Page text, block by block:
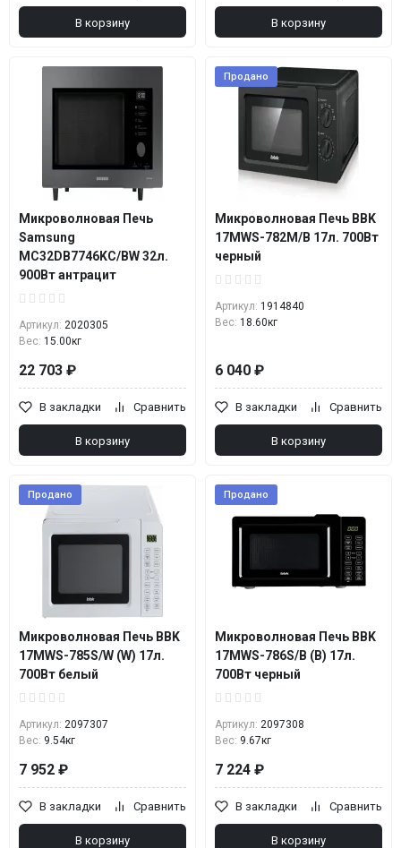
В корзину В корзину
Микроволновая Печь
Samsung
MC32DB7746KC/BW 32л.
900Вт антрацит
Артикул: 2020305
Вес: 15.00кг
22 703 ₽
В закладки Сравнить
В корзину
Продано
Микроволновая Печь BBK
17MWS-782M/B 17л. 700Вт
черный
Артикул: 1914840
Вес: 18.60кг
6 040 ₽
В закладки Сравнить
В корзину
Продано
Микроволновая Печь BBK
17MWS-785S/W (W) 17л.
700Вт белый
Артикул: 2097307
Вес: 9.54кг
7 952 ₽
В закладки Сравнить
В корзину
Продано
Микроволновая Печь BBK
17MWS-786S/B (B) 17л.
700Вт черный
Артикул: 2097308
Вес: 9.67кг
7 224 ₽
В закладки Сравнить
В корзину